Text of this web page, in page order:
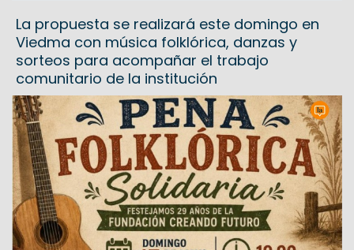
La propuesta se realizará este domingo en
Viedma con música folklórica, danzas y
sorteos para acompañar el trabajo
comunitario de la institución